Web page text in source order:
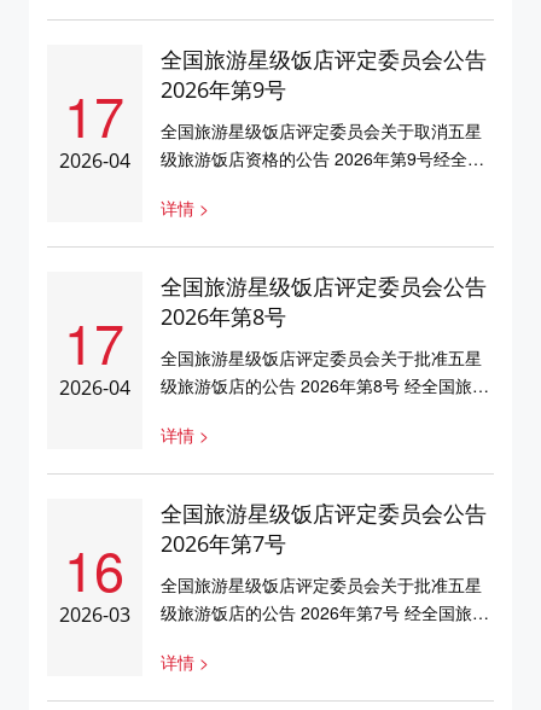
如下： 序号省份饭店名称标牌编号1湖北武
旅游星级饭店评定委员会 ...
17
2026-04
全国旅游星级饭店评定委员会公告
2026年第9号
全国旅游星级饭店评定委员会关于取消五星
级旅游饭店资格的公告 2026年第9号经全国
明君乐酒店五星级旅游饭店资格。具体情况
如下：序号省份饭店名称标牌编号1云南昆明
店评定委员会2026年4月17日 ...
详情 >
17
2026-04
全国旅游星级饭店评定委员会公告
2026年第8号
全国旅游星级饭店评定委员会关于批准五星
级旅游饭店的公告 2026年第8号 经全国旅游
店为五星级旅游饭店。具体名单如下：序号
省份饭店名称标牌编号1北京北京厦航嘉年华
3750059特此公告 全国旅游星级饭店评定委
员会 &nb...
详情 >
16
2026-03
全国旅游星级饭店评定委员会公告
2026年第7号
全国旅游星级饭店评定委员会关于批准五星
级旅游饭店的公告 2026年第7号 经全国旅游
店为五星级旅游饭店。具体名单如下：序号
省份饭店名称标牌编号1江西德安远洲酒店
详情 >